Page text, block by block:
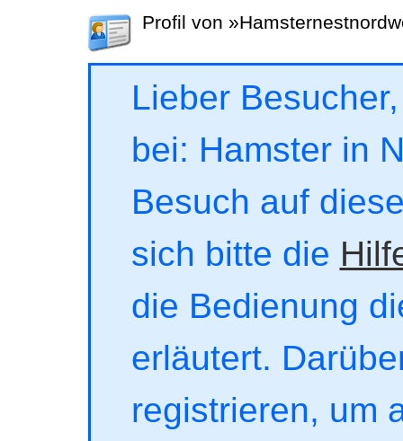
Profil von
Lieber
bei: Hamster in
Besuch auf
sich bitte die
die Bedienung
erläutert.
registrieren, um